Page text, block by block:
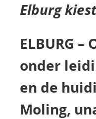
Elburg
ELBURG
onder
en de
Moling,